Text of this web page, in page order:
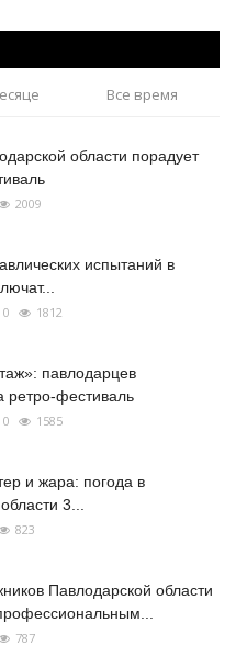
Все время
области порадует
2009
испытаний в
0 1812
павлодарцев
ретро-фестиваль
0 1585
и жара: погода в
3...
823
Павлодарской области
787